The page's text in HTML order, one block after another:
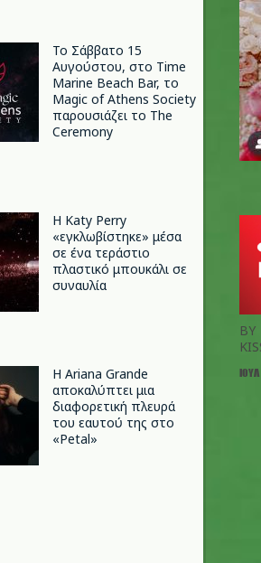
Το Σάββατο 15
Αυγούστου, στο Time
Marine Beach Bar, το
Magic of Athens Society
παρουσιάζει το The
Ceremony
H Katy Perry
«εγκλωβίστηκε» μέσα
σε ένα τεράστιο
πλαστικό μπουκάλι σε
συναυλία
Η Ariana Grande
αποκαλύπτει μια
διαφορετική πλευρά
του εαυτού της στο
«Petal»
BY